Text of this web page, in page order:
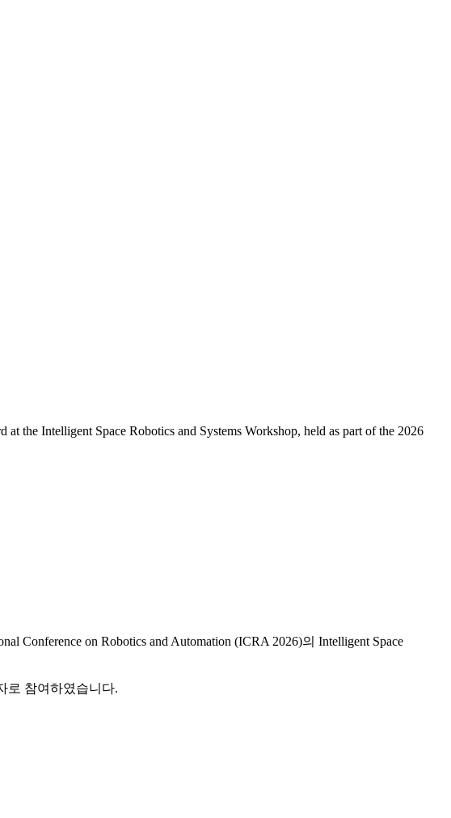
the Intelligent Space Robotics and Systems Workshop, held as part of the 2026
on Robotics and Automation (ICRA 2026)의 Intelligent Space
로 참여하였습니다.